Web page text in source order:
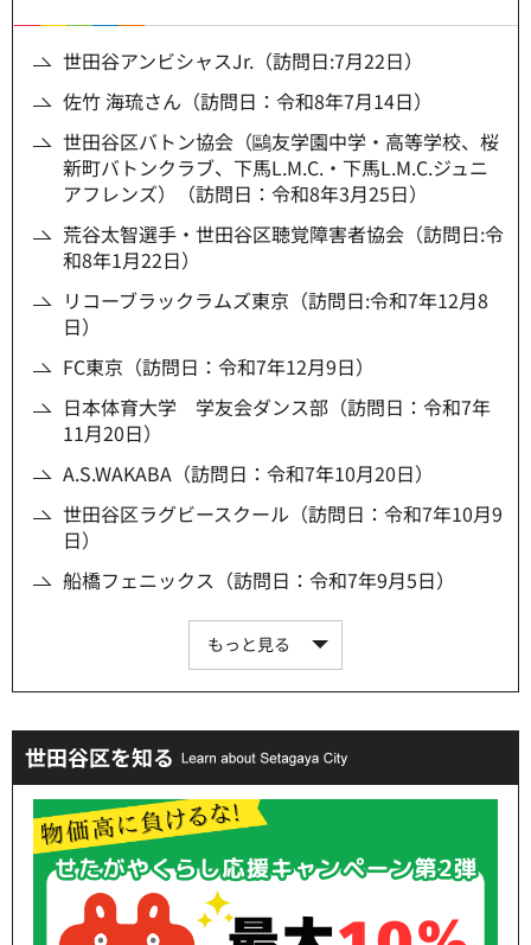
世田谷アンビシャスJr.（訪問日:7月22日）
佐竹 海琉さん（訪問日：令和8年7月14日）
世田谷区バトン協会（鷗友学園中学・高等学校、桜
新町バトンクラブ、下馬L.M.C.・下馬L.M.C.ジュニ
アフレンズ）（訪問日：令和8年3月25日）
荒谷太智選手・世田谷区聴覚障害者協会（訪問日:令
和8年1月22日）
リコーブラックラムズ東京（訪問日:令和7年12月8
日）
FC東京（訪問日：令和7年12月9日）
日本体育大学 学友会ダンス部（訪問日：令和7年
11月20日）
A.S.WAKABA（訪問日：令和7年10月20日）
世田谷区ラグビースクール（訪問日：令和7年10月9
日）
船橋フェニックス（訪問日：令和7年9月5日）
もっと見る
世田谷区を知る